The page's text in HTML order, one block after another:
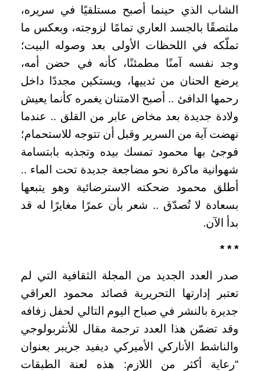
الشاب الذي حينما أصبح مستلقيًا في سريره،
ملتصقًا بالجسد العاري تمامًا لزوجته، وبعكس ما
تملّكه في اللحظات الأولى بعد وصوله البيت؛
وجد نفسه آمنًا مطمئنًا، كأنه في حضن أمه،
يرضع الحنان من ثدييها، ويستكين مجددًا داخل
رحمها الدافئ .. أصبح الامتنان يغمره كأنما يعيش
ولادة جديدة بعد مخاض عابر من القلق .. عندما
نهضت آية من السرير وقبل أن تتوجه للاستحمام؛
فوجئ بها محمود تمسك بيده وتجذبه بابتسامة
شهوانية ماكرة نحو مضاجعة جديدة تحت الماء ..
أطلق محمود ضحكته الاسترضائية وهو يتبعها
بسعادة لا تُصدّق .. شعر بأن عمرًا مغايرًا له قد
بدأ الآن.
* * *
صدر العدد الجديد من المجلة الثقافية التي لم
تعتبر إدارتها التحريرية قصائد محمود العراقي
جديرة بالنشر في صباح اليوم التالي لحفل زفافه
وقد تضمّن هذا العدد ترجمة مقال للأنثربولوجي
والناشط الأناركي الأميركي ديفيد جريبر بعنوان
“رعاية أكثر من اللازم: هذه لعنة الطبقات